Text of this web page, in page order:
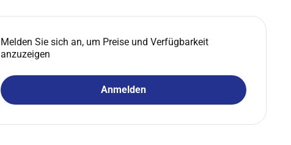
Melden Sie sich an, um Preise und Verfügbarkeit
anzuzeigen
Anmelden